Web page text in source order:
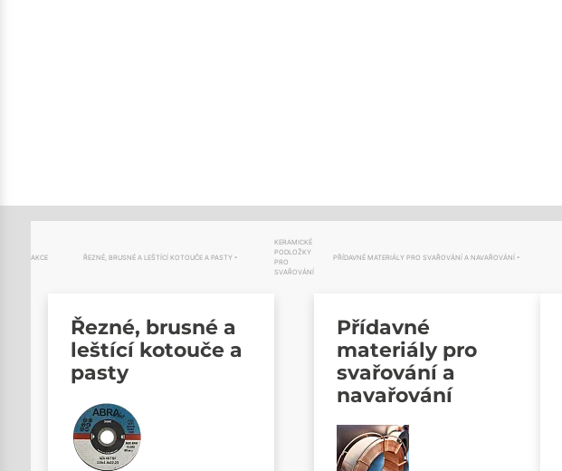
AKCE ŘEZNÉ, BRUSNÉ A LEŠTÍCÍ KOTOUČE A PASTY
Řezné, brusné a
leštící kotouče a
pasty
KERAMICKÉ
PODLOŽKY
PRO
SVAŘOVÁNÍ
PŘÍDAVNÉ MATERIÁLY PRO SVAŘOVÁNÍ A NAVAŘOVÁNÍ
Přídavné
materiály pro
svařování a
navařování